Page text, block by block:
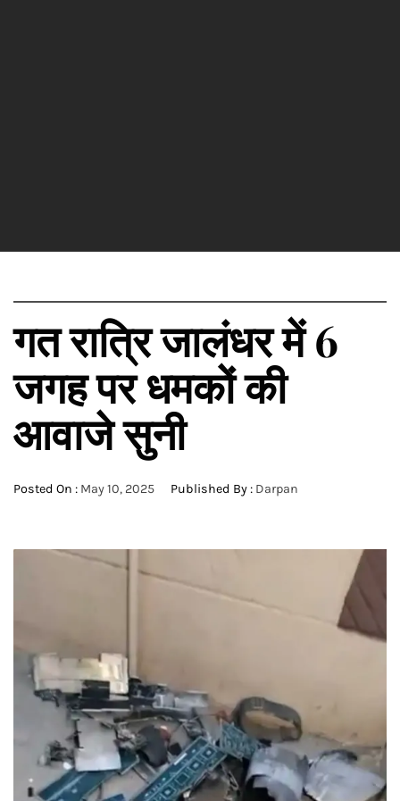
गत रात्रि जालंधर में 6
जगह पर धमकों की
आवाजे सुनी
Posted On : May 10, 2025 Published By : Darpan